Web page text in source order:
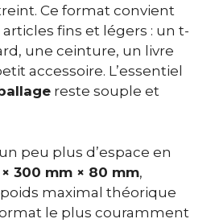
Ce format convient
fins et légers : un t-
une ceinture, un livre
accessoire. L’essentiel
reste souple et
peu plus d’espace en
300 mm × 80 mm,
maximal théorique
format le plus couramment